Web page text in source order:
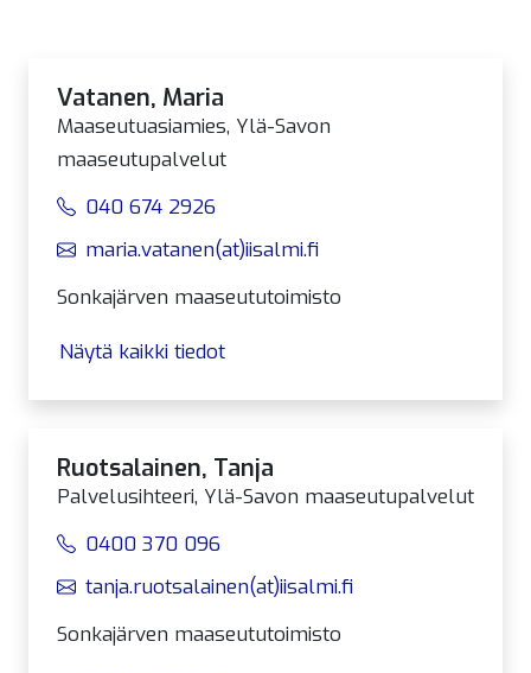
Vatanen, Maria
Maaseutuasiamies, Ylä-Savon
maaseutupalvelut
040 674 2926
maria.vatanen(at)iisalmi.fi
Sonkajärven maaseututoimisto
Näytä kaikki tiedot
Ruotsalainen, Tanja
Palvelusihteeri, Ylä-Savon maaseutupalvelut
0400 370 096
tanja.ruotsalainen(at)iisalmi.fi
Sonkajärven maaseututoimisto